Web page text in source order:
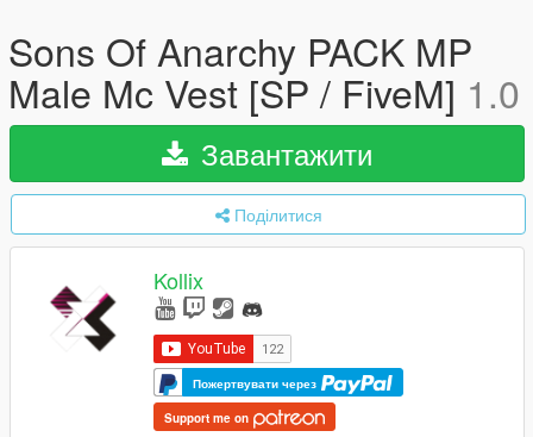
Sons Of Anarchy PACK MP
Male Mc Vest [SP / FiveM] 1.0
Завантажити
Поділитися
Kollix
Пожертвувати через
Support me on